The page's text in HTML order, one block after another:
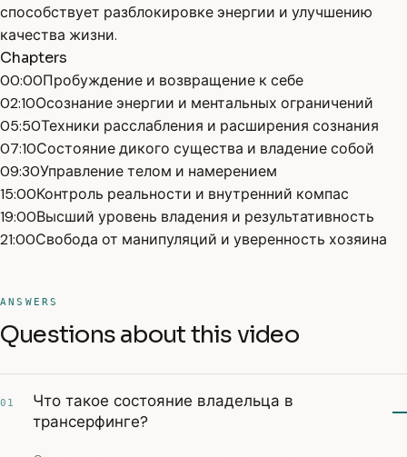
способствует разблокировке энергии и улучшению
качества жизни.
Chapters
00:00Пробуждение и возвращение к себе
02:10Осознание энергии и ментальных ограничений
05:50Техники расслабления и расширения сознания
07:10Состояние дикого существа и владение собой
09:30Управление телом и намерением
15:00Контроль реальности и внутренний компас
19:00Высший уровень владения и результативность
21:00Свобода от манипуляций и уверенность хозяина
ANSWERS
Questions about this video
01
Что такое состояние владельца в
трансерфинге?